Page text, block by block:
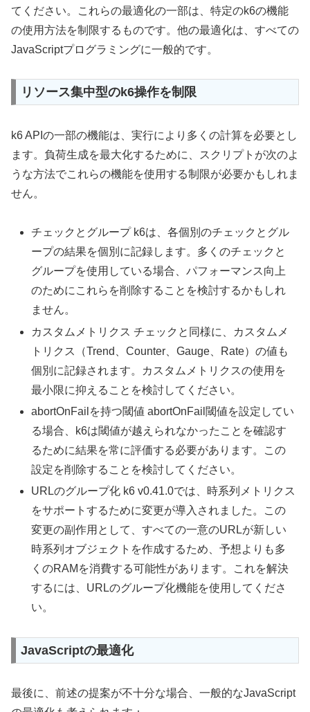
てください。これらの最適化の一部は、特定のk6の機能
の使用方法を制限するものです。他の最適化は、すべての
JavaScriptプログラミングに一般的です。
リソース集中型のk6操作を制限
k6 APIの一部の機能は、実行により多くの計算を必要とし
ます。負荷生成を最大化するために、スクリプトが次のよ
うな方法でこれらの機能を使用する制限が必要かもしれま
せん。
チェックとグループ k6は、各個別のチェックとグル
ープの結果を個別に記録します。多くのチェックと
グループを使用している場合、パフォーマンス向上
のためにこれらを削除することを検討するかもしれ
ません。
カスタムメトリクス チェックと同様に、カスタムメ
トリクス（Trend、Counter、Gauge、Rate）の値も
個別に記録されます。カスタムメトリクスの使用を
最小限に抑えることを検討してください。
abortOnFailを持つ閾値 abortOnFail閾値を設定してい
る場合、k6は閾値が越えられなかったことを確認す
るために結果を常に評価する必要があります。この
設定を削除することを検討してください。
URLのグループ化 k6 v0.41.0では、時系列メトリクス
をサポートするために変更が導入されました。この
変更の副作用として、すべての一意のURLが新しい
時系列オブジェクトを作成するため、予想よりも多
くのRAMを消費する可能性があります。これを解決
するには、URLのグループ化機能を使用してくださ
い。
JavaScriptの最適化
最後に、前述の提案が不十分な場合、一般的なJavaScript